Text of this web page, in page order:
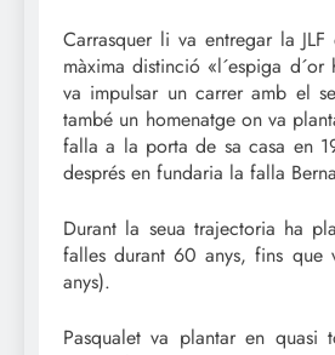
Carrasquer li va entregar la
màxima distinció «l´espiga
va impulsar un carrer amb el
també un homenatge on va
falla a la porta de sa casa en
després en fundaria la falla
Durant la seua trajectoria ha
falles durant 60 anys, fins que
anys).
Pasqualet va plantar en quasi